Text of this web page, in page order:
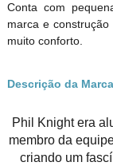
Conta com
marca e
muito conforto.
Descrição da Marca
Phil Knight era
membro da
criando um